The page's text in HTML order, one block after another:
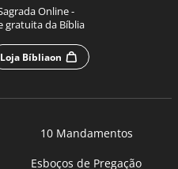
Online -
gratuita da Bíblia
Loja Bíbliaon
10 Mandamentos
Esboços de Pregação